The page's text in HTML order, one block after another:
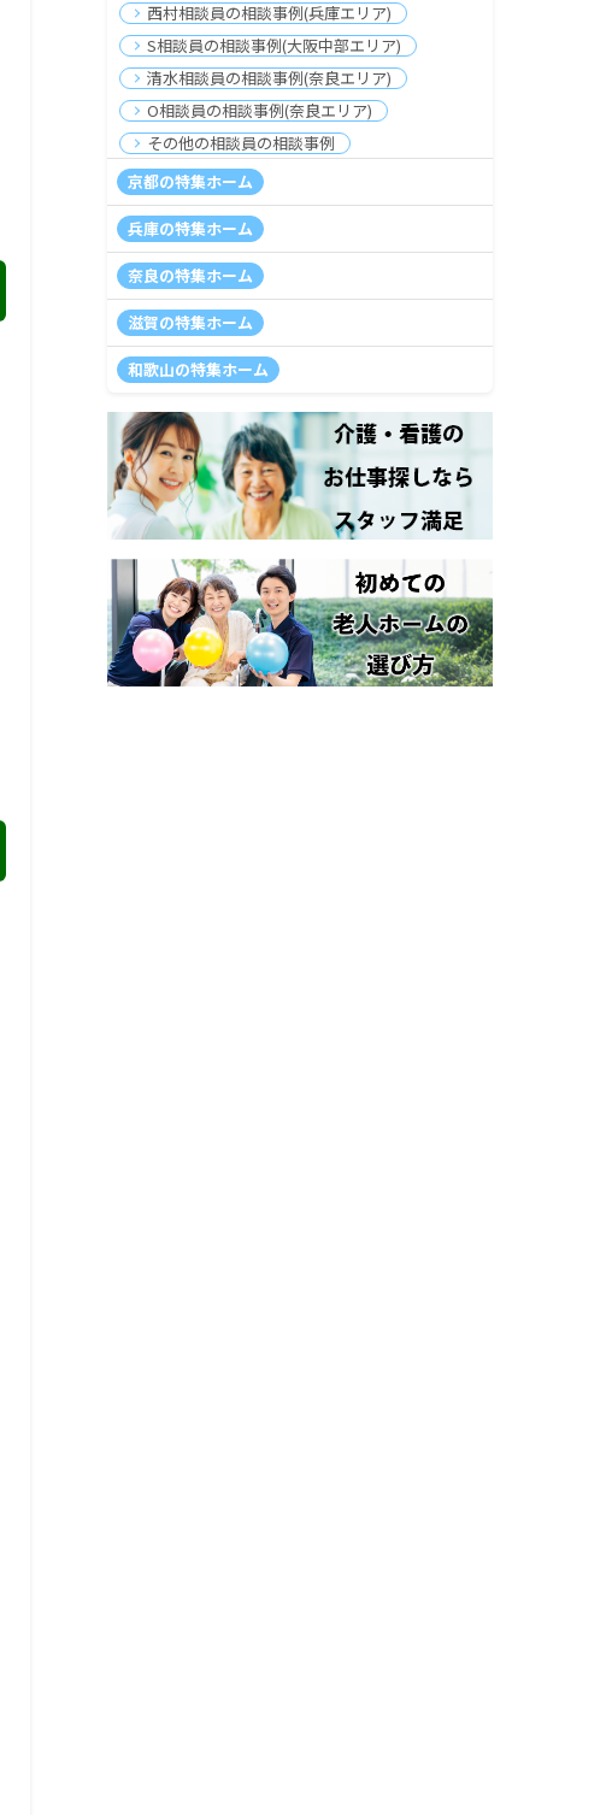
西村相談員の相談事例(兵庫エリア)
S相談員の相談事例(大阪中部エリア)
清水相談員の相談事例(奈良エリア)
O相談員の相談事例(奈良エリア)
その他の相談員の相談事例
京都の特集ホーム
兵庫の特集ホーム
奈良の特集ホーム
滋賀の特集ホーム
和歌山の特集ホーム